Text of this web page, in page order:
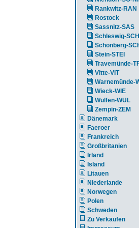
Rankwitz-RAN
Rostock
Sassnitz-SAS
Schleswig-
Schönberg-
Stein-STEI
Travemünde-
Vitte-VIT
Warnemünde-
Wieck-WIE
Wulfen-WUL
Zempin-ZEM
Dänemark
Faeroer
Frankreich
Großbritanien
Irland
Island
Litauen
Niederlande
Norwegen
Polen
Schweden
Zu Verkaufen